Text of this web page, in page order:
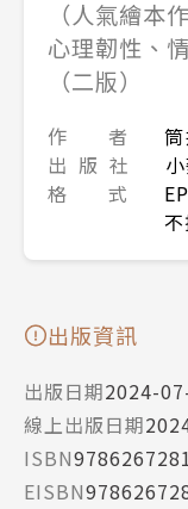
（人氣繪本
心理韌性、
（二版）
作 者
出 版 社
格 式
出版資訊
出版日期2024-
線上出版日期
ISBN
EISBN